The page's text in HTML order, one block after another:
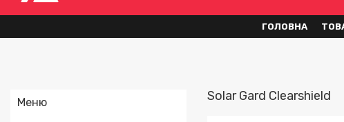
ГОЛОВНА
Solar Gard Clearshield